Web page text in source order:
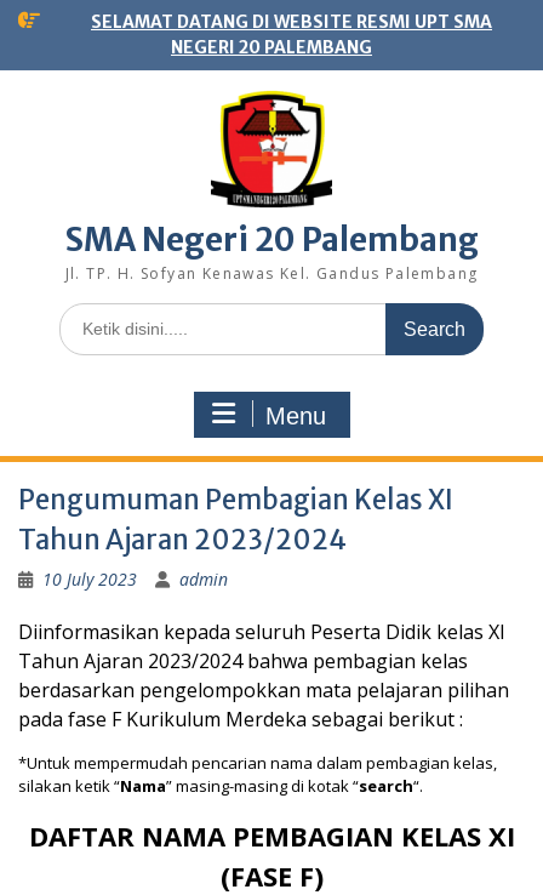
Skip
SELAMAT DATANG DI WEBSITE RESMI UPT SMA
NEGERI 20 PALEMBANG
SMA Negeri 20 Palembang
Jl. TP. H. Sofyan Kenawas Kel. Gandus Palembang
Search
for:
Menu
Pengumuman Pembagian Kelas XI
Tahun Ajaran 2023/2024
10 July 2023 admin
Diinformasikan kepada seluruh Peserta Didik kelas XI
Tahun Ajaran 2023/2024 bahwa pembagian kelas
berdasarkan pengelompokkan mata pelajaran pilihan
pada fase F Kurikulum Merdeka sebagai berikut :
*Untuk mempermudah pencarian nama dalam pembagian kelas,
silakan ketik “Nama” masing-masing di kotak “search“.
DAFTAR NAMA PEMBAGIAN KELAS XI
(FASE F)